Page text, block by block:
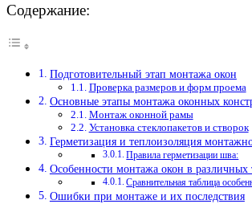
Содержание:
Подготовительный этап монтажа окон
Проверка размеров и форм проема
Основные этапы монтажа оконных
Монтаж оконной рамы
Установка стеклопакетов и створок
Герметизация и теплоизоляция
Правила герметизации шва:
Особенности монтажа окон в различных
Сравнительная таблица
Ошибки при монтаже и их последствия